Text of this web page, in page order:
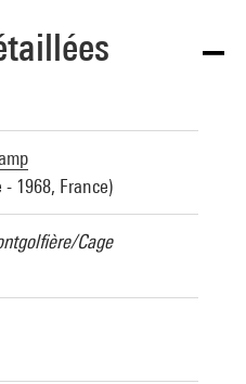
- 1968, France)
Cage